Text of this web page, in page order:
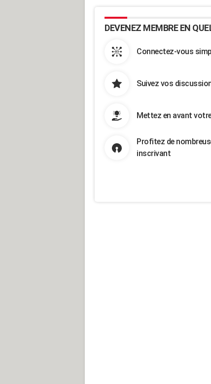
DEVENEZ MEMBRE EN
Connectez-vous
Suivez vos
Mettez en avant
Profitez de
inscrivant